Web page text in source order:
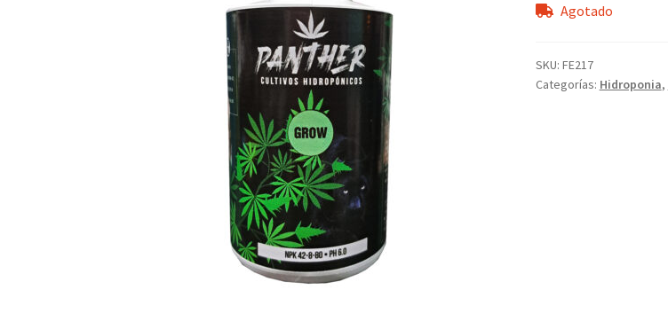
Agotado
SKU: FE217
Categorías: Hidroponia,